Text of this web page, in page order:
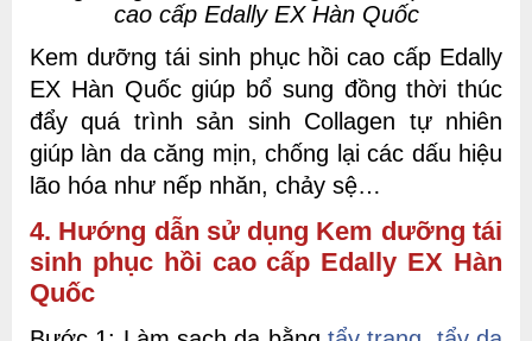
cao cấp Edally EX Hàn Quốc
Kem dưỡng tái sinh phục hồi cao cấp Edally
EX Hàn Quốc giúp bổ sung đồng thời thúc
đẩy quá trình sản sinh Collagen tự nhiên
giúp làn da căng mịn, chống lại các dấu hiệu
lão hóa như nếp nhăn, chảy sệ…
4. Hướng dẫn sử dụng Kem dưỡng tái
sinh phục hồi cao cấp Edally EX Hàn
Quốc